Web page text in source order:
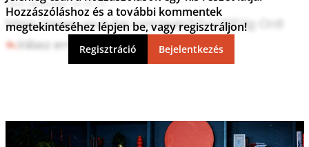
2022. december 14. 01:15
https://www.youtube.com/watch?v=c9JFjXg-On8
Válasz erre 3 4
Hozzászóláshoz és a további kommentek
megtekintéséhez lépjen be, vagy regisztráljon!
Regisztráció Bejelentkezés